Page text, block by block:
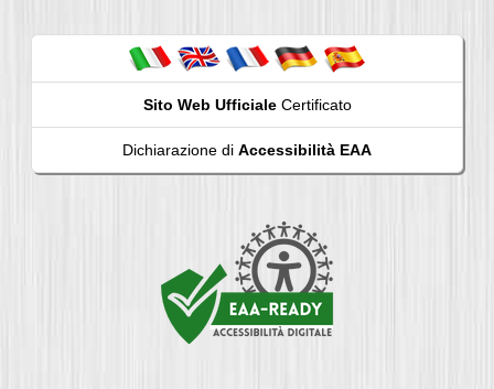
Sito Web UfficialeCertificato
Dichiarazione di Accessibilità EAA